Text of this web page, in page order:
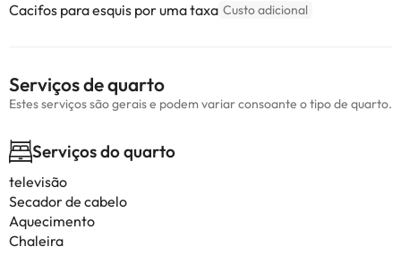
Cacifos para esquis por uma taxa Custo adicional
Serviços de quarto
Estes serviços são gerais e podem variar consoante o tipo de quarto.
Serviços do quarto
televisão
Secador de cabelo
Aquecimento
Chaleira